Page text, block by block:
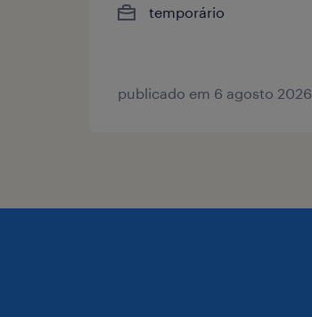
temporário
publicado em 6 agosto 2026